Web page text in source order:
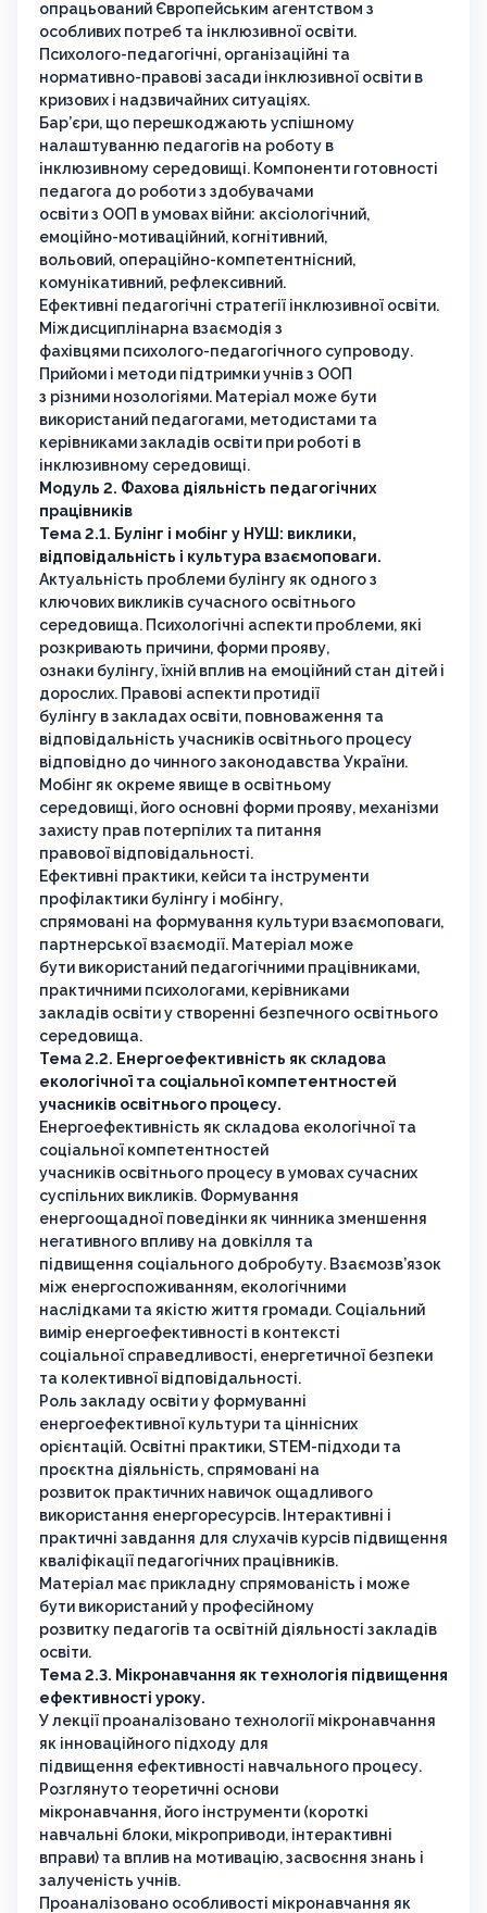
опрацьований Європейським агентством з
особливих потреб та інклюзивної освіти.
Психолого-педагогічні, організаційні та
нормативно-правові засади інклюзивної освіти в
кризових і надзвичайних ситуаціях.
Бар’єри, що перешкоджають успішному
налаштуванню педагогів на роботу в
інклюзивному середовищі. Компоненти готовності
педагога до роботи з здобувачами
освіти з ООП в умовах війни: аксіологічний,
емоційно-мотиваційний, когнітивний,
вольовий, операційно-компетентнісний,
комунікативний, рефлексивний.
Ефективні педагогічні стратегії інклюзивної освіти.
Міждисциплінарна взаємодія з
фахівцями психолого-педагогічного супроводу.
Прийоми і методи підтримки учнів з ООП
з різними нозологіями. Матеріал може бути
використаний педагогами, методистами та
керівниками закладів освіти при роботі в
інклюзивному середовищі.
Модуль 2. Фахова діяльність педагогічних
працівників
Тема 2.1. Булінг і мобінг у НУШ: виклики,
відповідальність і культура взаємоповаги.
Актуальність проблеми булінгу як одного з
ключових викликів сучасного освітнього
середовища. Психологічні аспекти проблеми, які
розкривають причини, форми прояву,
ознаки булінгу, їхній вплив на емоційний стан дітей і
дорослих. Правові аспекти протидії
булінгу в закладах освіти, повноваження та
відповідальність учасників освітнього процесу
відповідно до чинного законодавства України.
Мобінг як окреме явище в освітньому
середовищі, його основні форми прояву, механізми
захисту прав потерпілих та питання
правової відповідальності.
Ефективні практики, кейси та інструменти
профілактики булінгу і мобінгу,
спрямовані на формування культури взаємоповаги,
партнерської взаємодії. Матеріал може
бути використаний педагогічними працівниками,
практичними психологами, керівниками
закладів освіти у створенні безпечного освітнього
середовища.
Тема 2.2. Енергоефективність як складова
екологічної та соціальної компетентностей
учасників освітнього процесу.
Енергоефективність як складова екологічної та
соціальної компетентностей
учасників освітнього процесу в умовах сучасних
суспільних викликів. Формування
енергоощадної поведінки як чинника зменшення
негативного впливу на довкілля та
підвищення соціального добробуту. Взаємозв’язок
між енергоспоживанням, екологічними
наслідками та якістю життя громади. Соціальний
вимір енергоефективності в контексті
соціальної справедливості, енергетичної безпеки
та колективної відповідальності.
Роль закладу освіти у формуванні
енергоефективної культури та ціннісних
орієнтацій. Освітні практики, STEM-підходи та
проєктна діяльність, спрямовані на
розвиток практичних навичок ощадливого
використання енергоресурсів. Інтерактивні і
практичні завдання для слухачів курсів підвищення
кваліфікації педагогічних працівників.
Матеріал має прикладну спрямованість і може
бути використаний у професійному
розвитку педагогів та освітній діяльності закладів
освіти.
Тема 2.3. Мікронавчання як технологія підвищення
ефективності уроку.
У лекції проаналізовано технології мікронавчання
як інноваційного підходу для
підвищення ефективності навчального процесу.
Розглянуто теоретичні основи
мікронавчання, його інструменти (короткі
навчальні блоки, мікроприводи, інтерактивні
вправи) та вплив на мотивацію, засвоєння знань і
залученість учнів.
Проаналізовано особливості мікронавчання як